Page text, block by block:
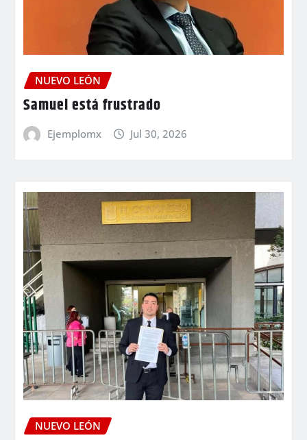
NUEVO LEÓN
Samuel está frustrado
Ejemplomx Jul 30, 2026
NUEVO LEÓN